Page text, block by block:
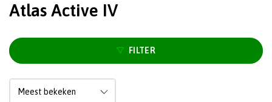
Atlas Active IV
FILTER